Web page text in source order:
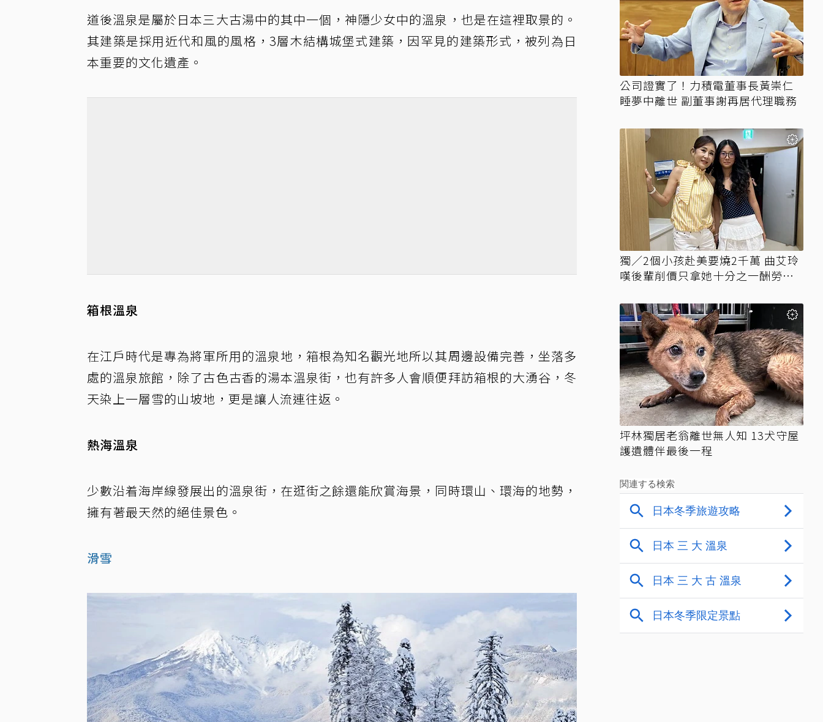
道後溫泉是屬於日本三大古湯中的其中一個，神隱少女中的溫泉，也是在這裡取景的。
其建築是採用近代和風的風格，3層木結構城堡式建築，因罕見的建築形式，被列為日
本重要的文化遺產。
箱根溫泉
在江戶時代是專為將軍所用的溫泉地，箱根為知名觀光地所以其周邊設備完善，坐落多
處的溫泉旅館，除了古色古香的湯本溫泉街，也有許多人會順便拜訪箱根的大湧谷，冬
天染上一層雪的山坡地，更是讓人流連往返。
熱海溫泉
少數沿着海岸線發展出的溫泉街，在逛街之餘還能欣賞海景，同時環山、環海的地勢，
擁有著最天然的絕佳景色。
滑雪
公司證實了！力積電董事長黃崇仁
睡夢中離世 副董事謝再居代理職務
獨／2個小孩赴美要燒2千萬 曲艾玲
嘆後輩削價只拿她十分之一酬勞競
坪林獨居老翁離世無人知 13犬守屋
護遺體伴最後一程